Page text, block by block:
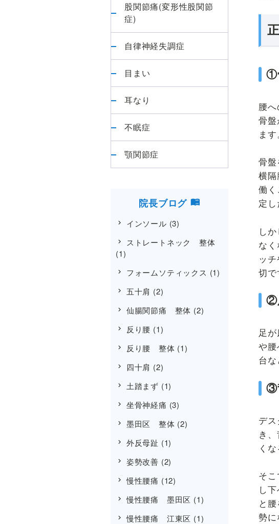
①
腰
骨
ます
骨
横
働
定し
し
な
ッ
切で
②
足
や
台
③
デ
き
く
そ
し
と
勢に
股関節痛(変形性股関節
症)
自律神経失調症
目まい
耳なり
不眠症
顎関節症
院長ブログ
インソール (3)
ストレートネック 整体
(1)
フォームソティックス (1)
五十肩 (2)
仙腸関節痛 整体 (2)
反り腰 (1)
反り腰 整体 (1)
四十肩 (2)
土踏まず (1)
坐骨神経痛 (3)
墨田区 整体 (2)
外反母趾 (1)
姿勢改善 (2)
慢性腰痛 (12)
慢性腰痛 墨田区 (1)
慢性腰痛 江東区 (1)